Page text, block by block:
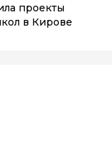
проекты
в Кирове